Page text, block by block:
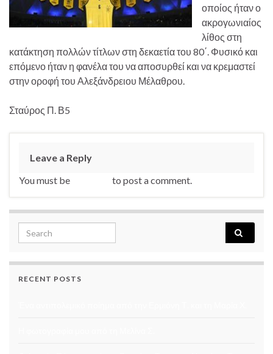
οποίος ήταν ο
ακρογωνιαίος
λίθος στη
κατάκτηση πολλών τίτλων στη δεκαετία του 80΄. Φυσικό και
επόμενο ήταν η φανέλα του να αποσυρθεί και να κρεμαστεί
στην οροφή του Αλεξάνδρειου Μέλαθρου.
Σταύρος Π. Β5
Leave a Reply
You must be
to post a comment.
Search for:
RECENT POSTS